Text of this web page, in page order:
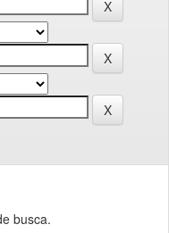
busca.